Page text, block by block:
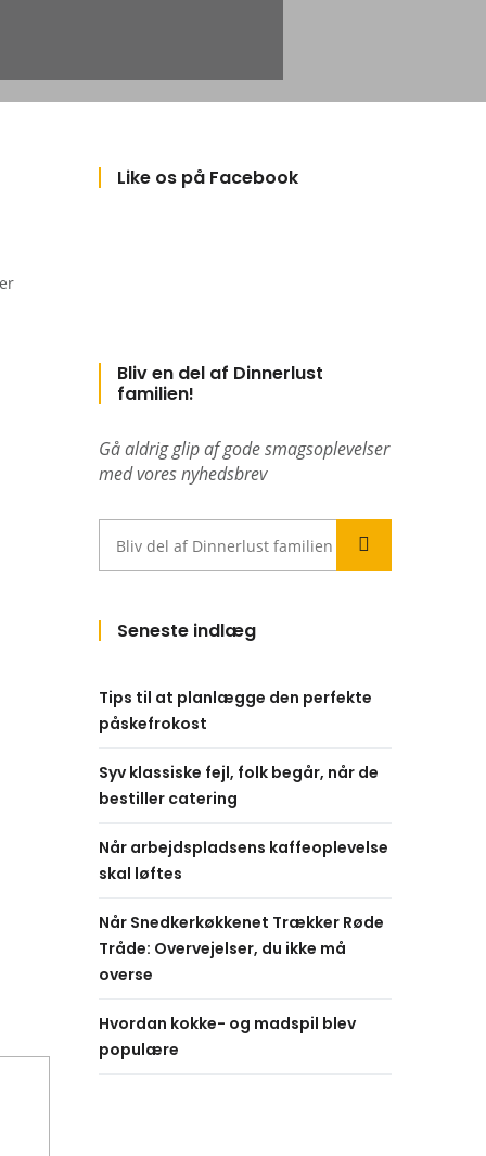
Like os på Facebook
Bliv en del af Dinnerlust
familien!
Gå aldrig glip af gode smagsoplevelser
med vores nyhedsbrev
Seneste indlæg
Tips til at planlægge den perfekte
påskefrokost
Syv klassiske fejl, folk begår, når de
bestiller catering
Når arbejdspladsens kaffeoplevelse
skal løftes
Når Snedkerkøkkenet Trækker Røde
Tråde: Overvejelser, du ikke må
overse
Hvordan kokke- og madspil blev
populære